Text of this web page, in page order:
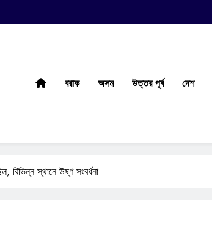
বরাক অসম উত্তর পূর্ব দেশ
বিভিন্ন স্থানে উষ্ণ সংবর্ধনা